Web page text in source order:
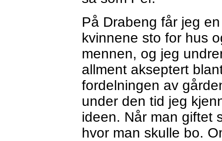
På Drabeng får jeg
kvinnene sto for hus
mennen, og jeg
allment akseptert
fordelningen av
under den tid jeg
ideen. Når man giftet
hvor man skulle bo.